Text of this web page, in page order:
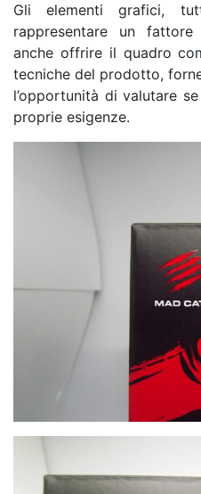
Gli elementi grafici,
rappresentare un
anche offrire il quadro
tecniche del prodotto,
l’opportunità di valutare
proprie esigenze.